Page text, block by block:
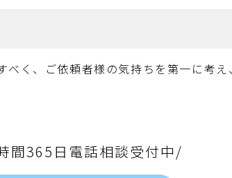
く、ご依頼者様の気持ちを第一に考
間365日電話相談受付中/